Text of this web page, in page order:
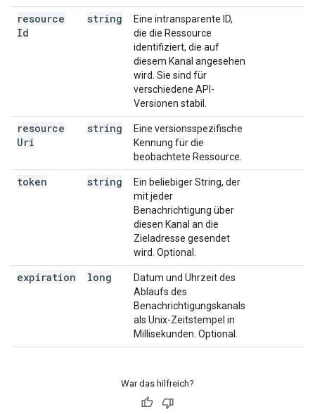
resource
Id
string
Eine intransparente ID,
die die Ressource
identifiziert, die auf
diesem Kanal angesehen
wird. Sie sind für
verschiedene API-
Versionen stabil.
resource
Uri
string
Eine versionsspezifische
Kennung für die
beobachtete Ressource.
token string
Ein beliebiger String, der
mit jeder
Benachrichtigung über
diesen Kanal an die
Zieladresse gesendet
wird. Optional.
expiration long
Datum und Uhrzeit des
Ablaufs des
Benachrichtigungskanals
als Unix-Zeitstempel in
Millisekunden. Optional.
War das hilfreich?